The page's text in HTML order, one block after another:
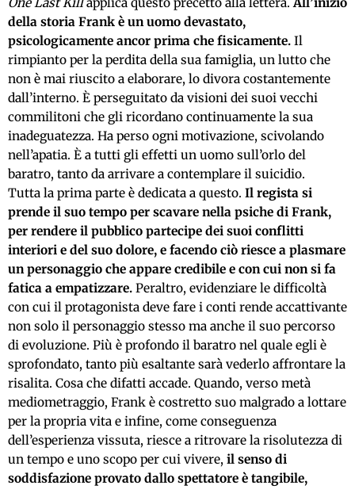
One Last Killapplica questo precetto alla lettera.All’inizio
della storia Frank è un uomo devastato,
psicologicamente ancor prima che fisicamente. Il
rimpianto per la perdita della sua famiglia, un lutto che
non è mai riuscito a elaborare, lo divora costantemente
dall’interno. È perseguitato da visioni dei suoi vecchi
commilitoni che gli ricordano continuamente la sua
inadeguatezza. Ha perso ogni motivazione, scivolando
nell’apatia. È a tutti gli effetti un uomo sull’orlo del
baratro, tanto da arrivare a contemplare il suicidio.
Tutta la prima parte è dedicata a questo. Il regista si
prende il suo tempo per scavare nella psiche di Frank,
per rendere il pubblico partecipe dei suoi conflitti
interiori e del suo dolore, e facendo ciò riesce a plasmare
un personaggio che appare credibile e con cui non si fa
fatica a empatizzare. Peraltro, evidenziare le difficoltà
con cui il protagonista deve fare i conti rende accattivante
non solo il personaggio stesso ma anche il suo percorso
di evoluzione. Più è profondo il baratro nel quale egli è
sprofondato, tanto più esaltante sarà vederlo affrontare la
risalita. Cosa che difatti accade. Quando, verso metà
mediometraggio, Frank è costretto suo malgrado a lottare
per la propria vita e infine, come conseguenza
dell’esperienza vissuta, riesce a ritrovare la risolutezza di
un tempo e uno scopo per cui vivere, il senso di
soddisfazione provato dallo spettatore è tangibile,